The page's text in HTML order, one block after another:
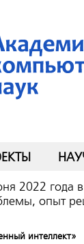
2022 года
опыт
интеллект»